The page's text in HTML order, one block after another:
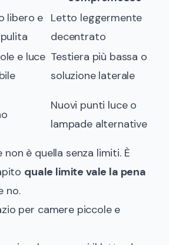
libero e Letto leggermente
decentrato
e luce Testiera più bassa o
soluzione laterale
Nuovi punti luce o
lampade alternative
è quella senza limiti. È
quale limite vale la pena
no.
per camere piccole e